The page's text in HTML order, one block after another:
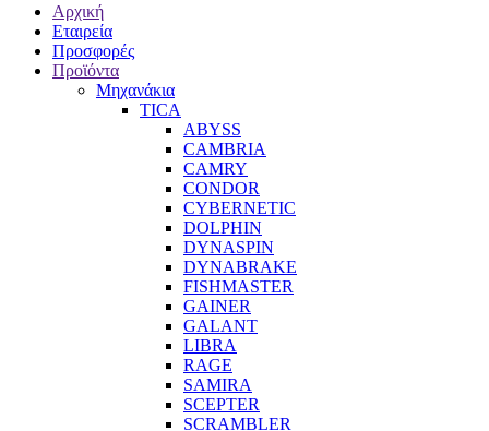
Αρχική
Εταιρεία
Προσφορές
Προϊόντα
Μηχανάκια
TICA
ABYSS
CAMBRIA
CAMRY
CONDOR
CYBERNETIC
DOLPHIN
DYNASPIN
DYNABRAKE
FISHMASTER
GAINER
GALANT
LIBRA
RAGE
SAMIRA
SCEPTER
SCRAMBLER